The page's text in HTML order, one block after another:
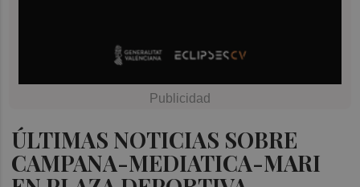
ÚLTIMAS NOTICIAS SOBRE
CAMPANA-MEDIATICA-MARI